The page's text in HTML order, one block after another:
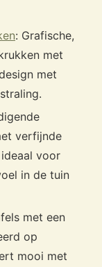
: Grafische,
met
met
verfijnde
voor
in de tuin
met een
op
mooi met